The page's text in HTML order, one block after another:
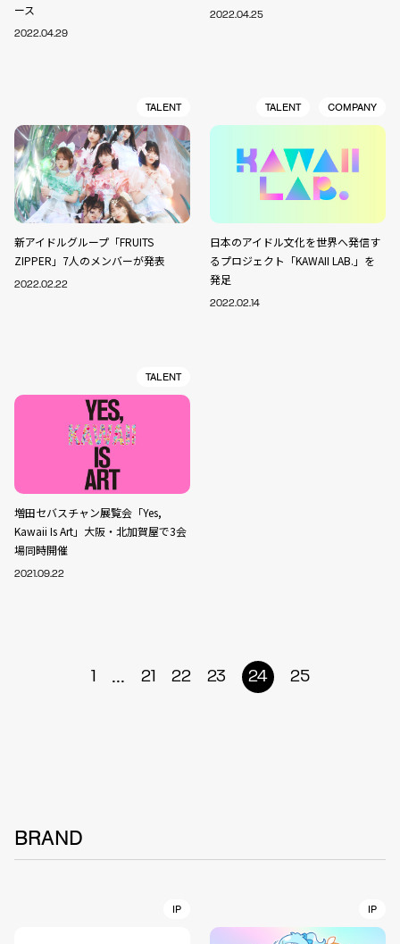
ース
2022.04.29
2022.04.25
TALENT
新アイドルグループ「FRUITS
ZIPPER」7人のメンバーが発表
2022.02.22
TALENT COMPANY
日本のアイドル文化を世界へ発信す
るプロジェクト「KAWAII LAB.」を
発足
2022.02.14
TALENT
増田セバスチャン展覧会「Yes,
Kawaii Is Art」大阪・北加賀屋で3会
場同時開催
2021.09.22
1 ... 21 22 23 24 25
BRAND
IP IP